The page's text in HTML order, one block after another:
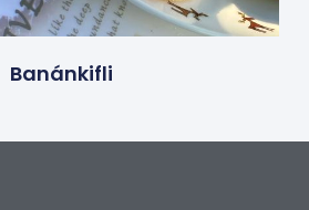
Banánkifli